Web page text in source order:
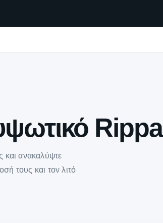
Rippa
και ανακαλύψτε
τους και τον λιτό